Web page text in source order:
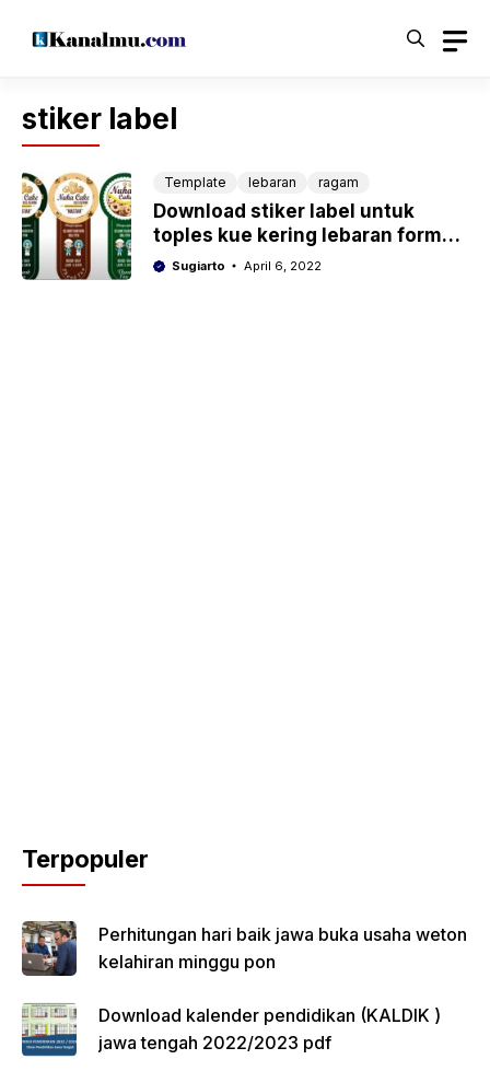
stiker label
Template lebaran ragam
Download stiker label untuk
toples kue kering lebaran format
cdrSugiarto April 6, 2022
Terpopuler
Perhitungan hari baik jawa buka usaha weton
kelahiran minggu pon
Download kalender pendidikan (KALDIK )
jawa tengah 2022/2023 pdf